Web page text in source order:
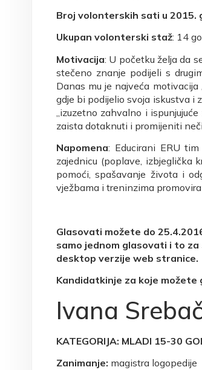
Broj volonterskih sati u 2015.
Ukupan volonterski staž: 14
Motivacija: U početku želja da
stečeno znanje podijeli s
Danas mu je najveća
gdje bi podijelio svoja iskustva i
„izuzetno zahvalno i
zaista dotaknuti i promijeniti
Napomena: Educirani ERU
zajednicu (poplave, izbjeglička
pomoći, spašavanje života i
vježbama i treninzima
Glasovati možete do
samo jednom glasovati i to
desktop verzije web stranice.
Kandidatkinje za koje možete
Ivana
KATEGORIJA: MLADI 15-30
Zanimanje: magistra logopedije